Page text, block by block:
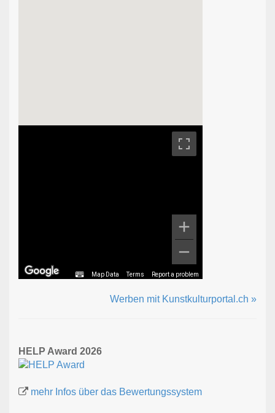
Map Data Terms Report a problem
Werben mit Kunstkulturportal.ch »
HELP Award 2026
mehr Infos über das Bewertungssystem